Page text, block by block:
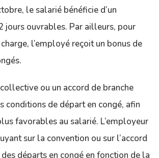
le salarié bénéficie d’un
jours ouvrables. Par ailleurs, pour
l’employé reçoit un bonus de
ou un accord de branche
conditions de départ en congé, afin
favorables au salarié. L’employeur
sur la convention ou sur l’accord
départs en congé en fonction de la